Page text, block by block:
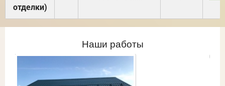
отделки)
Наши работы